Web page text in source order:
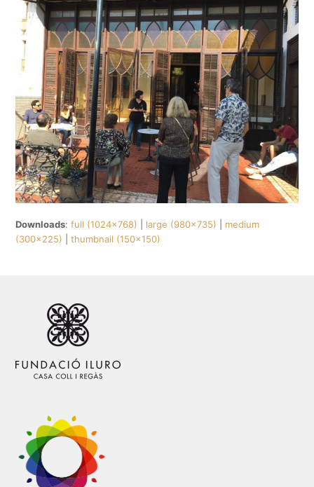
Downloads:full (1024x768) large (980x735)
medium
(300x225) |thumbnail (150x150)